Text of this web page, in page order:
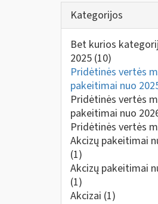
Kategorijos
Bet kurios
2025 (10)
Pridėtinės vertės
pakeitimai nuo
Pridėtinės vertės
pakeitimai nuo
Pridėtinės vertės
Akcizų pakeitimai
(1)
Akcizų pakeitimai
(1)
Akcizai (1)